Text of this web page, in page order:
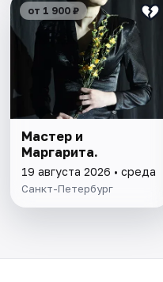
от 1 900 ₽
Мастер и
Маргарита.
19 августа 2026 • среда
Санкт-Петербург